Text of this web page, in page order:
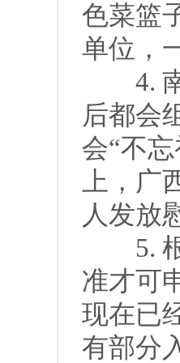
色菜篮
单位，
4. 南
后都会
会“不
上，
人发放
5. 根
准才可
现在已
有部分